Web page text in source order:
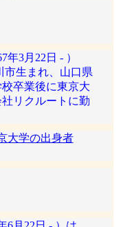
3月22日 - ）
市生まれ、山口県
卒業後に東京大
リクルートに勤
大学の出身者